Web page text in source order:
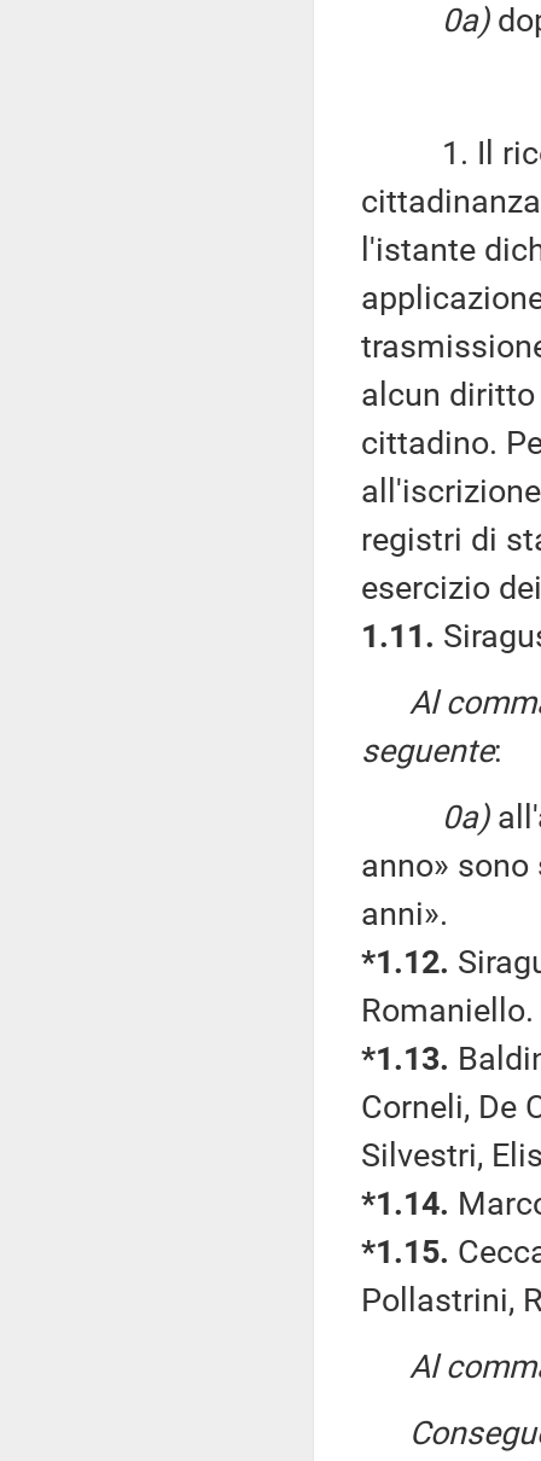
0a)
1. Il
l'istante
alcun
cittadino.
registri di
esercizio
1.11.
Al
seguente:
0a)
anno»
anni».
*1.12.
Romaniello.
*1.13.
Corneli, De
Silvestri,
*1.14.
*1.15.
Pollastrini,
Al